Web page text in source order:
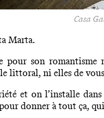
Casa
Marta.
pour son
littoral, ni elles de
et on l’installe
donner à tout ça,